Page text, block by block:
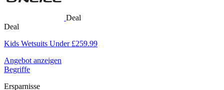
Deal
Deal
Kids Wetsuits Under £259.99
Angebot anzeigen
Begriffe
Ersparnisse